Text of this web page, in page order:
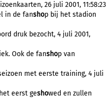
26 juli 2001, 11:58:23
in de fanshop bij het stadion
druk bezocht, 4 juli 2001,
Ook de fanshop van
met eerste training, 4 juli
eerst geshowed en zullen